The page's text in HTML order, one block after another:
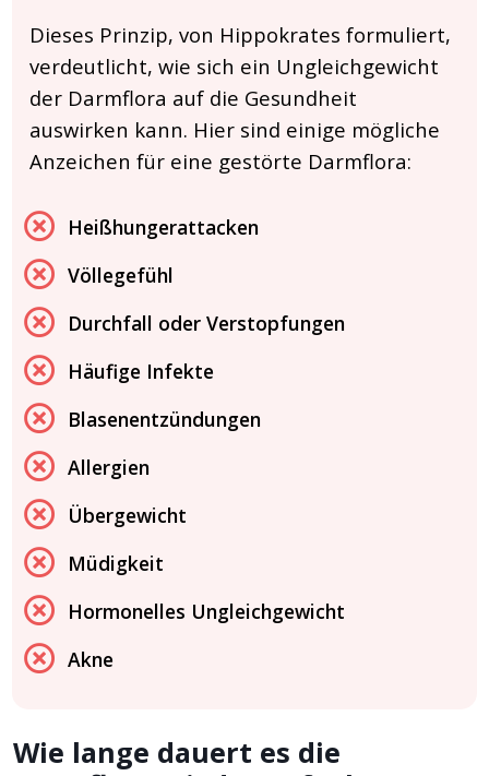
Dieses Prinzip, von Hippokrates formuliert,
verdeutlicht, wie sich ein Ungleichgewicht
der Darmflora auf die Gesundheit
auswirken kann. Hier sind einige mögliche
Anzeichen für eine gestörte Darmflora:
Heißhungerattacken
Völlegefühl
Durchfall oder Verstopfungen
Häufige Infekte
Blasenentzündungen
Allergien
Übergewicht
Müdigkeit
Hormonelles Ungleichgewicht
Akne
Wie lange dauert es die